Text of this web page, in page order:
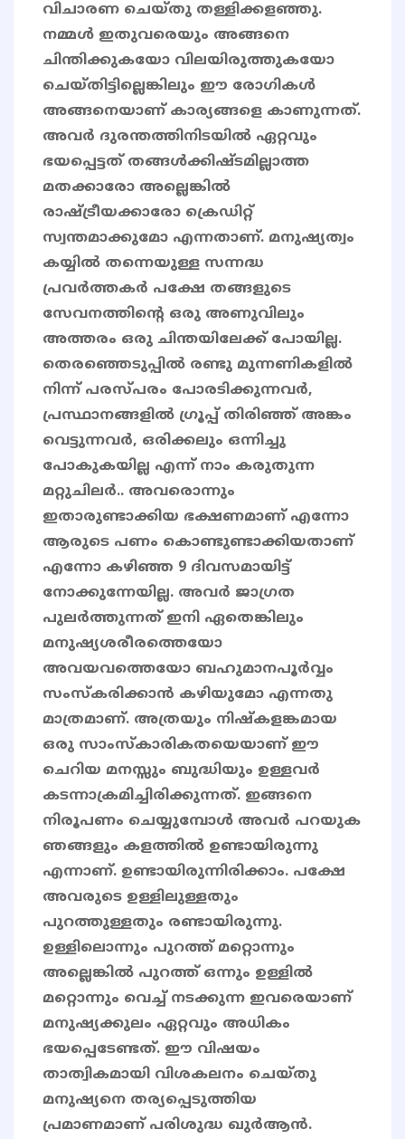
വിചാരണ ചെയ്തു തള്ളിക്കളഞ്ഞു.
നമ്മൾ ഇതുവരെയും അങ്ങനെ
ചിന്തിക്കുകയോ വിലയിരുത്തുകയോ
ചെയ്തിട്ടില്ലെങ്കിലും ഈ രോഗികൾ
അങ്ങനെയാണ് കാര്യങ്ങളെ കാണുന്നത്.
അവർ ദുരന്തത്തിനിടയിൽ ഏറ്റവും
ഭയപ്പെട്ടത് തങ്ങൾക്കിഷ്ടമില്ലാത്ത
മതക്കാരോ അല്ലെങ്കിൽ
രാഷ്ട്രീയക്കാരോ ക്രെഡിറ്റ്
സ്വന്തമാക്കുമോ എന്നതാണ്. മനുഷ്യത്വം
കയ്യിൽ തന്നെയുള്ള സന്നദ്ധ
പ്രവർത്തകർ പക്ഷേ തങ്ങളുടെ
സേവനത്തിന്റെ ഒരു അണുവിലും
അത്തരം ഒരു ചിന്തയിലേക്ക് പോയില്ല.
തെരഞ്ഞെടുപ്പിൽ രണ്ടു മുന്നണികളിൽ
നിന്ന് പരസ്പരം പോരടിക്കുന്നവർ,
പ്രസ്ഥാനങ്ങളിൽ ഗ്രൂപ്പ് തിരിഞ്ഞ് അങ്കം
വെട്ടുന്നവർ, ഒരിക്കലും ഒന്നിച്ചു
പോകുകയില്ല എന്ന് നാം കരുതുന്ന
മറ്റുചിലർ.. അവരൊന്നും
ഇതാരുണ്ടാക്കിയ ഭക്ഷണമാണ് എന്നോ
ആരുടെ പണം കൊണ്ടുണ്ടാക്കിയതാണ്
എന്നോ കഴിഞ്ഞ 9 ദിവസമായിട്ട്
നോക്കുന്നേയില്ല. അവർ ജാഗ്രത
പുലർത്തുന്നത് ഇനി ഏതെങ്കിലും
മനുഷ്യശരീരത്തെയോ
അവയവത്തെയോ ബഹുമാനപൂർവ്വം
സംസ്കരിക്കാൻ കഴിയുമോ എന്നതു
മാത്രമാണ്. അത്രയും നിഷ്കളങ്കമായ
ഒരു സാംസ്കാരികതയെയാണ് ഈ
ചെറിയ മനസ്സും ബുദ്ധിയും ഉള്ളവർ
കടന്നാക്രമിച്ചിരിക്കുന്നത്. ഇങ്ങനെ
നിരൂപണം ചെയ്യുമ്പോൾ അവർ പറയുക
ഞങ്ങളും കളത്തിൽ ഉണ്ടായിരുന്നു
എന്നാണ്. ഉണ്ടായിരുന്നിരിക്കാം. പക്ഷേ
അവരുടെ ഉള്ളിലുള്ളതും
പുറത്തുള്ളതും രണ്ടായിരുന്നു.
ഉള്ളിലൊന്നും പുറത്ത് മറ്റൊന്നും
അല്ലെങ്കിൽ പുറത്ത് ഒന്നും ഉള്ളിൽ
മറ്റൊന്നും വെച്ച് നടക്കുന്ന ഇവരെയാണ്
മനുഷ്യക്കുലം ഏറ്റവും അധികം
ഭയപ്പെടേണ്ടത്. ഈ വിഷയം
താത്വികമായി വിശകലനം ചെയ്തു
മനുഷ്യനെ തര്യപ്പെടുത്തിയ
പ്രമാണമാണ് പരിശുദ്ധ ഖുർആൻ.